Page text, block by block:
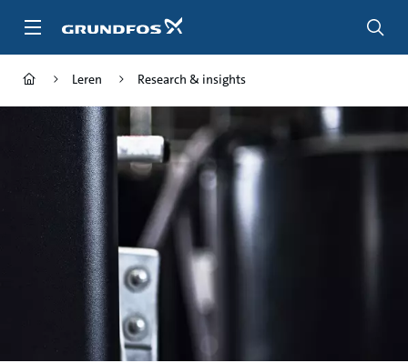
naar
Leren Research & insights